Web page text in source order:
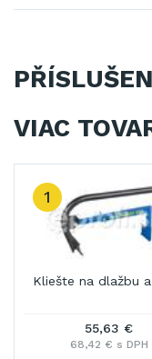
VIAC
1
Kliešte na dlažbu
55,63 €
68,42 € s DPH